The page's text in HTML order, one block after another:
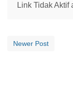
Link Tidak Aktif
Newer Post